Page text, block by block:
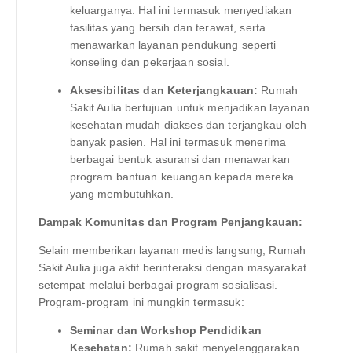
keluarganya. Hal ini termasuk menyediakan
fasilitas yang bersih dan terawat, serta
menawarkan layanan pendukung seperti
konseling dan pekerjaan sosial.
Aksesibilitas dan Keterjangkauan: Rumah
Sakit Aulia bertujuan untuk menjadikan layanan
kesehatan mudah diakses dan terjangkau oleh
banyak pasien. Hal ini termasuk menerima
berbagai bentuk asuransi dan menawarkan
program bantuan keuangan kepada mereka
yang membutuhkan.
Dampak Komunitas dan Program Penjangkauan:
Selain memberikan layanan medis langsung, Rumah
Sakit Aulia juga aktif berinteraksi dengan masyarakat
setempat melalui berbagai program sosialisasi.
Program-program ini mungkin termasuk:
Seminar dan Workshop Pendidikan
Kesehatan: Rumah sakit menyelenggarakan